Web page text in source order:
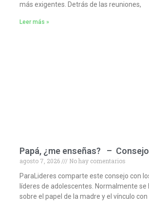
más exigentes. Detrás de las reuniones,
Leer más »
Papá, ¿me enseñas? –
agosto 7, 2026
No hay comentarios
ParaLideres comparte este consejo con
líderes de adolescentes. Normalmente se
sobre el papel de la madre y el vínculo con